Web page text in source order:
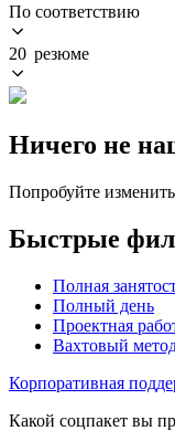
По соответствию
20 резюме
Ничего не
Попробуйте
Быстрые
Полная
Полный день
Проектная
Вахтовый
Корпоративная
Какой соцпакет вы